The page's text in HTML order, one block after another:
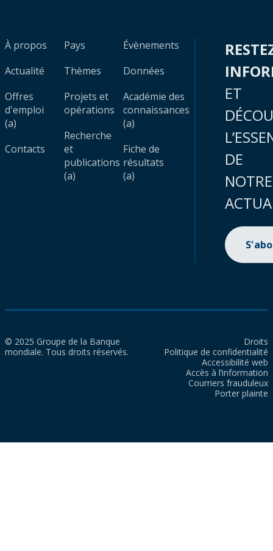
À propos
Actualité
Offres
d'emploi
(a)
Contacts
Pays
Thèmes
Projets et
opérations
Recherche
et
publications
(a)
Évènements
Données
Académie des
connaissances
(a)
Fiche de
résultats
(a)
ET
DE
NOTRE
© 2025 Groupe de la Banque
mondiale. Tous droits réservés.
Droits
Politique de confidentialité
Accessibilité web
Accès à l’information
Courriers frauduleux
Porter plainte